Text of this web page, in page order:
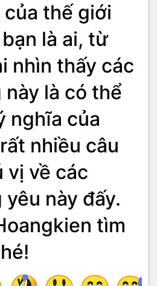
thế giới
là ai, từ
nhìn thấy các
là có thể
nghĩa của
nhiều câu
vị về các
yêu này đấy.
tìm